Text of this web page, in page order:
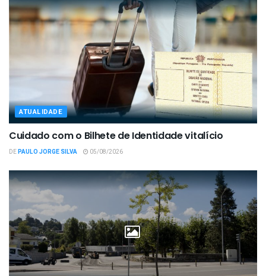
ATUALIDADE
Cuidado com o Bilhete de Identidade vitalício
DEPAULO JORGE SILVA 05/08/2026